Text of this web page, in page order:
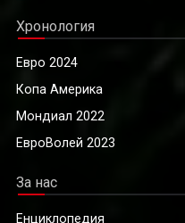
Хронология
Евро 2024
Копа Америка
Мондиал 2022
ЕвроВолей 2023
За нас
Енциклопедия